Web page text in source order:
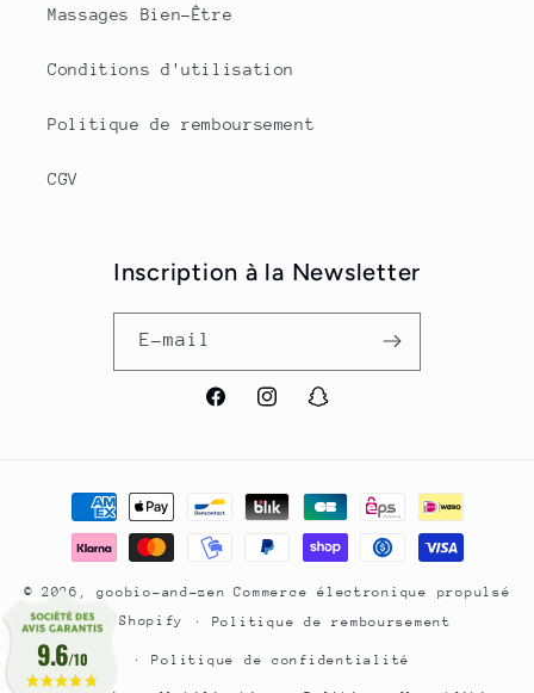
Massages Bien-Être
Conditions d'utilisation
Politique de remboursement
CGV
Inscription à la Newsletter
E-mail
FacebookInstagramSnapchat
Moyens
paiement
© 2026,goobio-and-zen
Commerce électronique propulsé
par Shopify
Politique de remboursement
Politique de confidentialité
9.6/10